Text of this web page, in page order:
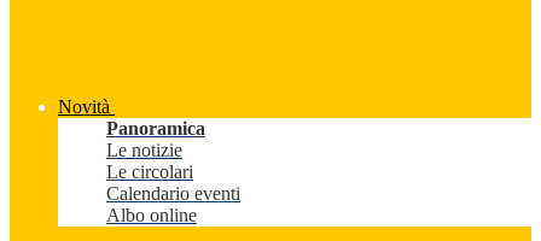
Novità
Panoramica
Le notizie
Le circolari
Calendario eventi
Albo online